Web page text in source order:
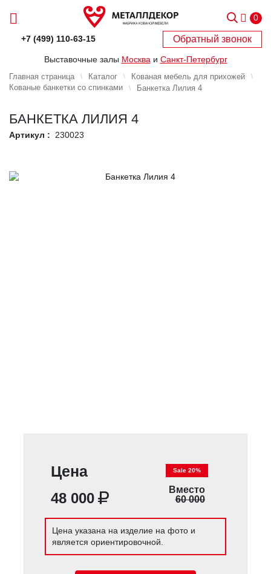
0
+7 (499) 110-63-15 Обратный звонок
Выставочные залы Москва и Санкт-Петербург
Главная страница Каталог
Кованая мебель для прихожей
Кованые банкетки со спинками
Банкетка Лилия 4
БАНКЕТКА ЛИЛИЯ 4
Артикул : 230023
Цена
48 000
Sale 20%
Вместо
60 000
Цена указана на изделие на фото и
является ориентировочной.